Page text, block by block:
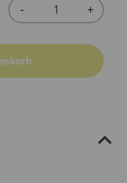
Quantity
- +